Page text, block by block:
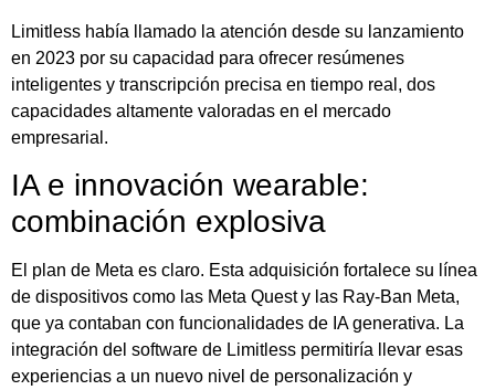
Limitless había llamado la atención desde su lanzamiento
en 2023 por su capacidad para ofrecer resúmenes
inteligentes y transcripción precisa en tiempo real, dos
capacidades altamente valoradas en el mercado
empresarial.
IA e innovación wearable:
combinación explosiva
El plan de Meta es claro. Esta adquisición fortalece su línea
de dispositivos como las Meta Quest y las Ray-Ban Meta,
que ya contaban con funcionalidades de IA generativa. La
integración del software de Limitless permitiría llevar esas
experiencias a un nuevo nivel de personalización y